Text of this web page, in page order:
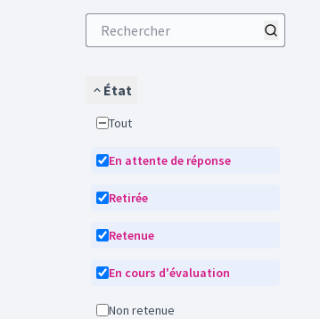
État
Tout
En attente de réponse
Retirée
Retenue
En cours d'évaluation
Non retenue